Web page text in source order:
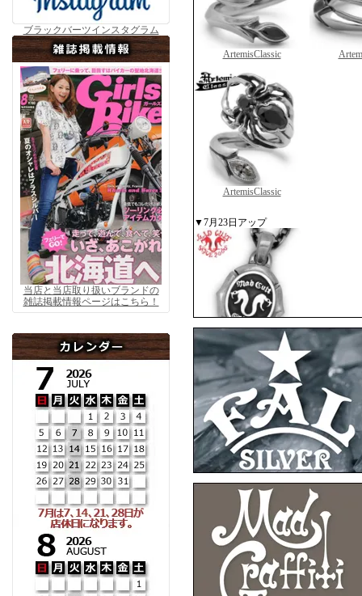
ブラックバーツインスタグラム
当店と当店取り扱いブランドの
雑誌掲載情報ページはこちら！
ArtemisClassic
ArtemisClassic
▼7月23日アップ
MADCULT
▼7月10日アップ
F.A.L